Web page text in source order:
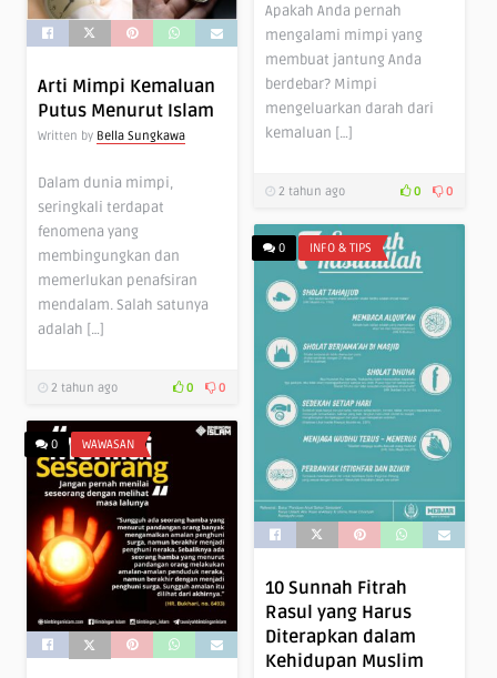
Apakah Anda pernah
mengalami mimpi yang
membuat jantung Anda
berdebar? Mimpi
mengeluarkan darah dari
kemaluan […]
2 tahun ago 0 0
Arti Mimpi Kemaluan
Putus Menurut Islam
Written by Bella Sungkawa
Dalam dunia mimpi,
seringkali terdapat
fenomena yang
membingungkan dan
memerlukan penafsiran
mendalam. Salah satunya
adalah […]
2 tahun ago 0 0
0 INFO & TIPS
10 Sunnah Fitrah
Rasul yang Harus
Diterapkan dalam
Kehidupan Muslim
0 WAWASAN